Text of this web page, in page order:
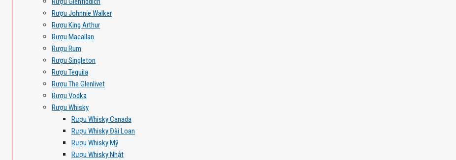
Rượu Johnnie Walker
Rượu King Arthur
Rượu Macallan
Rượu Rum
Rượu Singleton
Rượu Tequila
Rượu The Glenlivet
Rượu Vodka
Rượu Whisky
Rượu Whisky Canada
Rượu Whisky Đài Loan
Rượu Whisky Mỹ
Rượu Whisky Nhật